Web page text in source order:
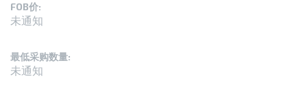
FOB价:
未通知
最低采购数量:
未通知